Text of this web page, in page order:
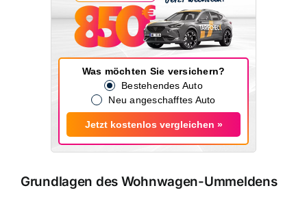
Was möchten Sie versichern?
Bestehendes Auto
Neu angeschafftes Auto
Jetzt kostenlos vergleichen »
Grundlagen des Wohnwagen-Ummeldens